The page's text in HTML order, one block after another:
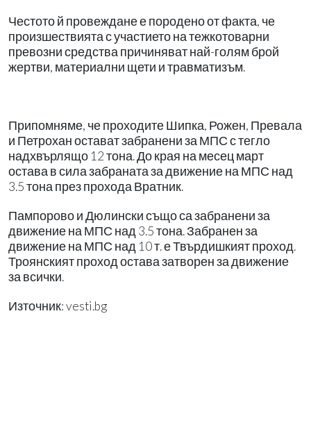
Честото й провеждане е породено от факта, че
произшествията с участието на тежкотоварни
превозни средства причиняват най-голям брой
жертви, материални щети и травматизъм.
Припомняме, че проходите Шипка, Рожен, Превала
и Петрохан остават забранени за МПС с тегло
надхвърлящо 12 тона. До края на месец март
остава в сила забраната за движение на МПС над
3.5 тона през прохода Вратник.
Пампорово и Дюлински също са забранени за
движение на МПС над 3.5 тона. Забранен за
движение на МПС над 10 т. е Твърдишкият проход.
Троянският проход остава затворен за движение
за всички.
Източник: vesti.bg